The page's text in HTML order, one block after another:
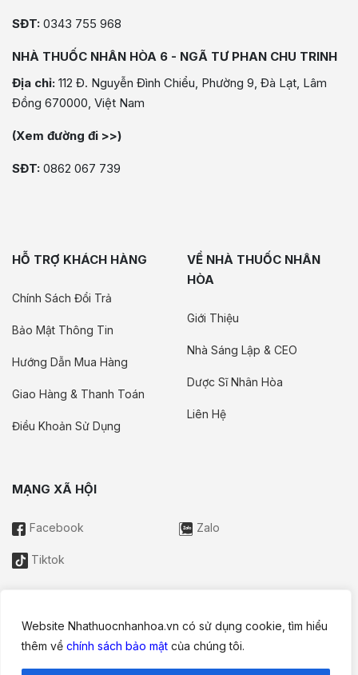
Website Nhathuocnhanhoa.vn có sử dụng cookie, tìm hiểu
thêm về chính sách bảo mật của chúng tôi.
SĐT: 0343 755 968
NHÀ THUỐC NHÂN HÒA 6 - NGÃ TƯ PHAN CHU TRINH
Địa chỉ: 112 Đ. Nguyễn Đình Chiểu, Phường 9, Đà Lạt, Lâm
Đồng 670000, Việt Nam
(Xem đường đi >>)
SĐT: 0862 067 739
HỖ TRỢ KHÁCH HÀNG
Chính Sách Đổi Trả
Bảo Mật Thông Tin
Hướng Dẫn Mua Hàng
Giao Hàng & Thanh Toán
Điều Khoản Sử Dụng
VỀ NHÀ THUỐC NHÂN
HÒA
Giới Thiệu
Nhà Sáng Lập & CEO
Dược Sĩ Nhân Hòa
Liên Hệ
MẠNG XÃ HỘI
Facebook Zalo
Tiktok
Thông tin trên website này chỉ mang tính chất nội bộ tham khảo;